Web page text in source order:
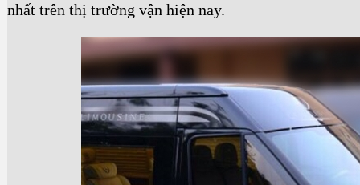
nhất trên thị trường vận hiện nay.